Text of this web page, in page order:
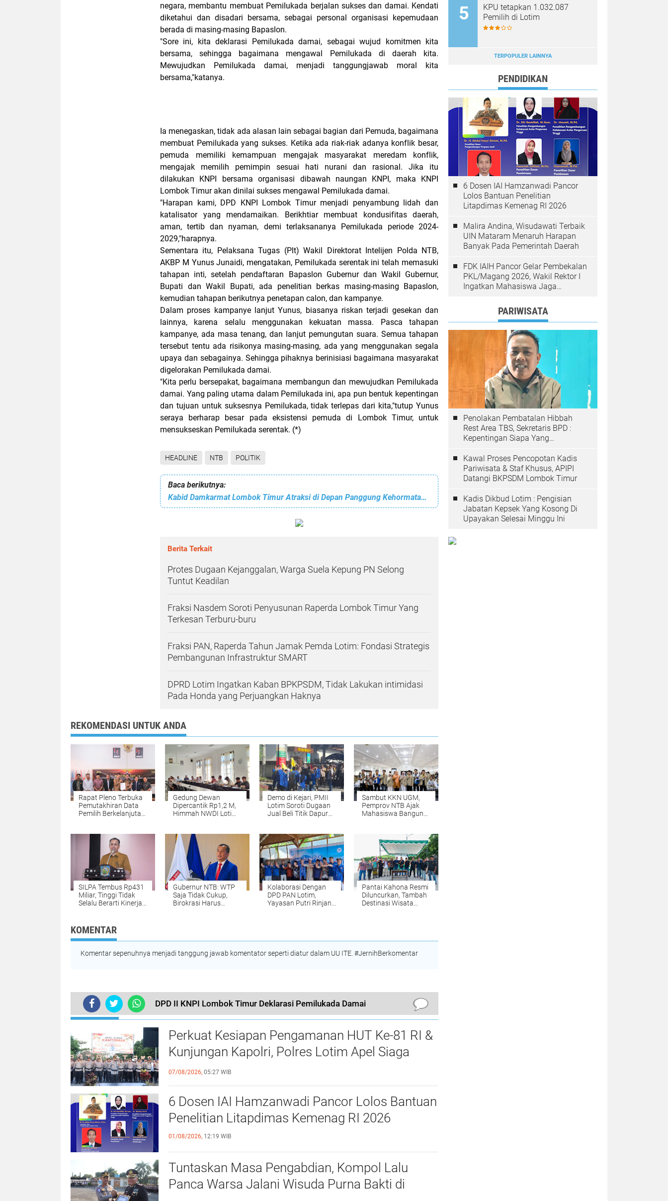
negara, membantu membuat Pemilukada berjalan sukses dan damai. Kendati
diketahui dan disadari bersama, sebagai personal organisasi kepemudaan
berada di masing-masing Bapaslon.
"Sore ini, kita deklarasi Pemilukada damai, sebagai wujud komitmen kita
bersama, sehingga bagaimana mengawal Pemilukada di daerah kita.
Mewujudkan Pemilukada damai, menjadi tanggungjawab moral kita
bersama,"katanya.
Ia menegaskan, tidak ada alasan lain sebagai bagian dari Pemuda, bagaimana
membuat Pemilukada yang sukses. Ketika ada riak-riak adanya konflik besar,
pemuda memiliki kemampuan mengajak masyarakat meredam konflik,
mengajak memilih pemimpin sesuai hati nurani dan rasional. Jika itu
dilakukan KNPI bersama organisasi dibawah naungan KNPI, maka KNPI
Lombok Timur akan dinilai sukses mengawal Pemilukada damai.
"Harapan kami, DPD KNPI Lombok Timur menjadi penyambung lidah dan
katalisator yang mendamaikan. Berikhtiar membuat kondusifitas daerah,
aman, tertib dan nyaman, demi terlaksananya Pemilukada periode 2024-
2029,"harapnya.
Sementara itu, Pelaksana Tugas (Plt) Wakil Direktorat Intelijen Polda NTB,
AKBP M Yunus Junaidi, mengatakan, Pemilukada serentak ini telah memasuki
tahapan inti, setelah pendaftaran Bapaslon Gubernur dan Wakil Gubernur,
Bupati dan Wakil Bupati, ada penelitian berkas masing-masing Bapaslon,
kemudian tahapan berikutnya penetapan calon, dan kampanye.
Dalam proses kampanye lanjut Yunus, biasanya riskan terjadi gesekan dan
lainnya, karena selalu menggunakan kekuatan massa. Pasca tahapan
kampanye, ada masa tenang, dan lanjut pemungutan suara. Semua tahapan
tersebut tentu ada risikonya masing-masing, ada yang menggunakan segala
upaya dan sebagainya. Sehingga pihaknya berinisiasi bagaimana masyarakat
digelorakan Pemilukada damai.
"Kita perlu bersepakat, bagaimana membangun dan mewujudkan Pemilukada
damai. Yang paling utama dalam Pemilukada ini, apa pun bentuk kepentingan
dan tujuan untuk suksesnya Pemilukada, tidak terlepas dari kita,"tutup Yunus
seraya berharap besar pada eksistensi pemuda di Lombok Timur, untuk
mensukseskan Pemilukada serentak. (*)
HEADLINE NTB POLITIK
Baca berikutnya:
Kabid Damkarmat Lombok Timur Atraksi di Depan Panggung Kehormatan Karnaval HUT RI Ke 79
Berita Terkait
Protes Dugaan Kejanggalan, Warga Suela Kepung PN Selong
Tuntut Keadilan
Fraksi Nasdem Soroti Penyusunan Raperda Lombok Timur Yang
Terkesan Terburu-buru
Fraksi PAN, Raperda Tahun Jamak Pemda Lotim: Fondasi Strategis
Pembangunan Infrastruktur SMART
DPRD Lotim Ingatkan Kaban BPKPSDM, Tidak Lakukan intimidasi
Pada Honda yang Perjuangkan Haknya
REKOMENDASI UNTUK ANDA
Rapat Pleno Terbuka
Pemutakhiran Data
Pemilih Berkelanjutan
1.045.187 Jumlah
Pemilih
Gedung Dewan
Dipercantik Rp1,2 M,
Himmah NWDI Lotim
Mana Skala Prioritas?
Demo di Kejari, PMII
Lotim Soroti Dugaan
Jual Beli Titik Dapur
Sambut KKN UGM,
Pemprov NTB Ajak
Mahasiswa Bangun
SILPA Tembus Rp431
Miliar, Tinggi Tidak
Selalu Berarti Kinerja
2025
Gubernur NTB: WTP
Saja Tidak Cukup,
Birokrasi Harus
Kolaborasi Dengan
DPD PAN Lotim,
Yayasan Putri Rinjani
Pantai Kahona Resmi
Diluncurkan, Tambah
Destinasi Wisata
KOMENTAR
Komentar sepenuhnya menjadi tanggung jawab komentator seperti diatur dalam UU ITE. #JernihBerkomentar
DPD II KNPI Lombok Timur Deklarasi Pemilukada Damai
TERUPDATE
Perkuat Kesiapan Pengamanan HUT Ke-81 RI &
Kunjungan Kapolri, Polres Lotim Apel Siaga
Kamtibmas
07/08/2026, 05:27 WIB
6 Dosen IAI Hamzanwadi Pancor Lolos Bantuan
Penelitian Litapdimas Kemenag RI 2026
01/08/2026, 12:19 WIB
Tuntaskan Masa Pengabdian, Kompol Lalu
Panca Warsa Jalani Wisuda Purna Bakti di
KPU tetapkan 1.032.087
Pemilih di Lotim
TERPOPULER LAINNYA
PENDIDIKAN
6 Dosen IAI Hamzanwadi Pancor
Lolos Bantuan Penelitian
Litapdimas Kemenag RI 2026
Malira Andina, Wisudawati Terbaik
UIN Mataram Menaruh Harapan
Banyak Pada Pemerintah Daerah
FDK IAIH Pancor Gelar Pembekalan
PKL/Magang 2026, Wakil Rektor I
Ingatkan Mahasiswa Jaga
PARIWISATA
Penolakan Pembatalan Hibbah
Rest Area TBS, Sekretaris BPD :
Kepentingan Siapa Yang
Sekolah ini?
Kawal Proses Pencopotan Kadis
Pariwisata & Staf Khusus, APIPI
Datangi BKPSDM Lombok Timur
Kadis Dikbud Lotim : Pengisian
Jabatan Kepsek Yang Kosong Di
Upayakan Selesai Minggu Ini